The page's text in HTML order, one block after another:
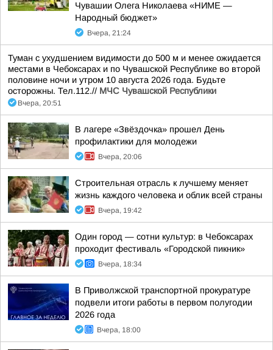
Чувашии Олега Николаева «НИМЕ —
Народный бюджет»
Вчера, 21:24
Туман с ухудшением видимости до 500 м и менее ожидается
местами в Чебоксарах и по Чувашской Республике во второй
половине ночи и утром 10 августа 2026 года. Будьте
осторожны. Тел.112.// МЧС Чувашской Республики
Вчера, 20:51
В лагере «Звёздочка» прошел День
профилактики для молодежи
Вчера, 20:06
Строительная отрасль к лучшему меняет
жизнь каждого человека и облик всей страны
Вчера, 19:42
Один город — сотни культур: в Чебоксарах
проходит фестиваль «Городской пикник»
Вчера, 18:34
В Приволжской транспортной прокуратуре
подвели итоги работы в первом полугодии
2026 года
Вчера, 18:00